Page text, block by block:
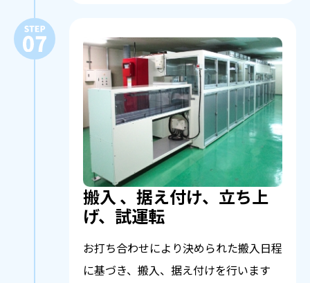
搬入 、据え付け、立ち上
げ、試運転
お打ち合わせにより決められた搬入日程
に基づき、搬入、据え付けを行います